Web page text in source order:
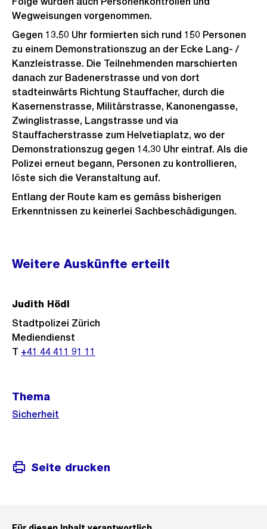
Wegweisungen vorgenommen.
Gegen 13.50 Uhr formierten sich rund 150 Personen
zu einem Demonstrationszug an der Ecke Lang- /
Kanzleistrasse. Die Teilnehmenden marschierten
danach zur Badenerstrasse und von dort
stadteinwärts Richtung Stauffacher, durch die
Kasernenstrasse, Militärstrasse, Kanonengasse,
Zwinglistrasse, Langstrasse und via
Stauffacherstrasse zum Helvetiaplatz, wo der
Demonstrationszug gegen 14.30 Uhr eintraf. Als die
Polizei erneut begann, Personen zu kontrollieren,
löste sich die Veranstaltung auf.
Entlang der Route kam es gemäss bisherigen
Erkenntnissen zu keinerlei Sachbeschädigungen.
Weitere
Informationen
Weitere Auskünfte erteilt
Judith Hödl
Stadtpolizei Zürich
Mediendienst
T +41 44 411 91 11
Thema
Sicherheit
Seite drucken